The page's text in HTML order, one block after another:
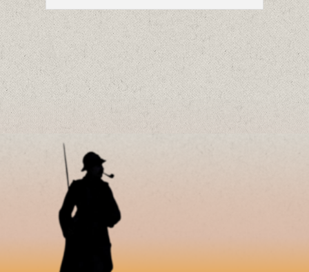
MEMORIAL DORMANS